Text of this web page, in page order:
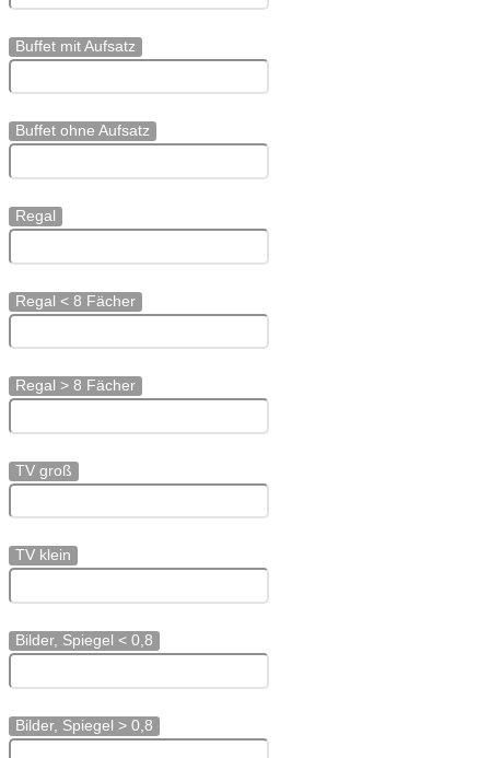
Buffet mit Aufsatz
Buffet ohne Aufsatz
Regal
Regal < 8 Fächer
Regal > 8 Fächer
TV groß
TV klein
Bilder, Spiegel < 0,8
Bilder, Spiegel > 0,8